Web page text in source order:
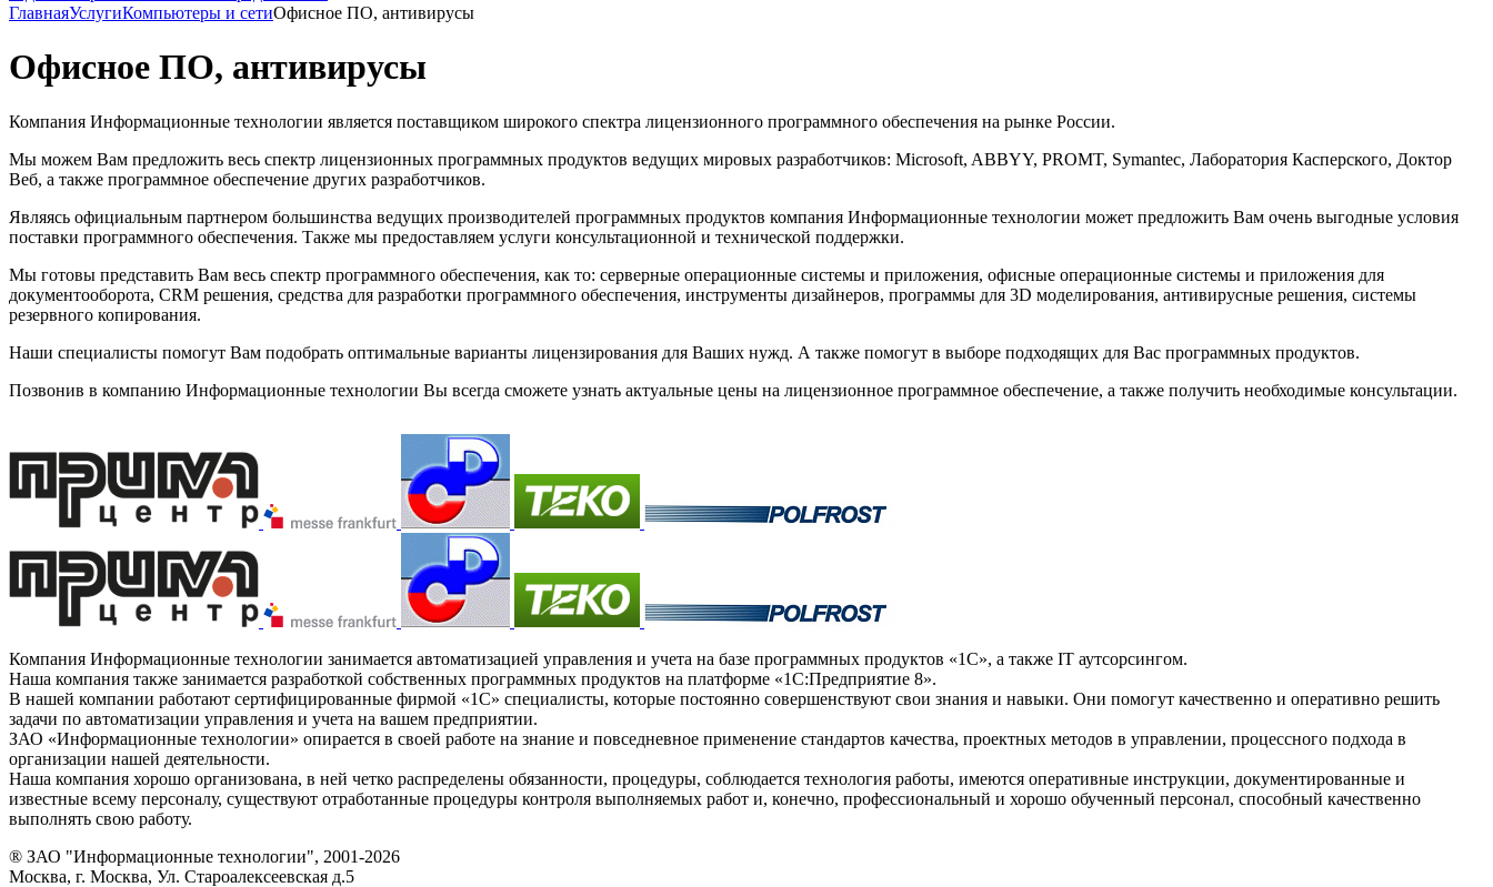
ГлавнаяУслугиКомпьютеры и сетиОфисное ПО, антивирусы
Офисное ПО, антивирусы
Компания Информационные технологии является поставщиком широкого спектра лицензионного программного обеспечения на рынке России.
Мы можем Вам предложить весь спектр лицензионных программных продуктов ведущих мировых разработчиков: Microsoft, ABBYY, PROMT, Symantec, Лаборатория Касперского, Доктор
Веб, а также программное обеспечение других разработчиков.
Являясь официальным партнером большинства ведущих производителей программных продуктов компания Информационные технологии может предложить Вам очень выгодные условия
поставки программного обеспечения. Также мы предоставляем услуги консультационной и технической поддержки.
Мы готовы представить Вам весь спектр программного обеспечения, как то: серверные операционные системы и приложения, офисные операционные системы и приложения для
документооборота, CRM решения, средства для разработки программного обеспечения, инструменты дизайнеров, программы для 3D моделирования, антивирусные решения, системы
резервного копирования.
Наши специалисты помогут Вам подобрать оптимальные варианты лицензирования для Ваших нужд. А также помогут в выборе подходящих для Вас программных продуктов.
Позвонив в компанию Информационные технологии Вы всегда сможете узнать актуальные цены на лицензионное программное обеспечение, а также получить необходимые консультации.
Компания Информационные технологии занимается автоматизацией управления и учета на базе программных продуктов «1С», а также IT аутсорсингом.
Наша компания также занимается разработкой собственных программных продуктов на платформе «1С:Предприятие 8».
В нашей компании работают сертифицированные фирмой «1С» специалисты, которые постоянно совершенствуют свои знания и навыки. Они помогут качественно и оперативно решить
задачи по автоматизации управления и учета на вашем предприятии.
ЗАО «Информационные технологии» опирается в своей работе на знание и повседневное применение стандартов качества, проектных методов в управлении, процессного подхода в
организации нашей деятельности.
Наша компания хорошо организована, в ней четко распределены обязанности, процедуры, соблюдается технология работы, имеются оперативные инструкции, документированные и
известные всему персоналу, существуют отработанные процедуры контроля выполняемых работ и, конечно, профессиональный и хорошо обученный персонал, способный качественно
выполнять свою работу.
® ЗАО "Информационные технологии", 2001-2026
Москва, г. Москва, Ул. Староалексеевская д.5